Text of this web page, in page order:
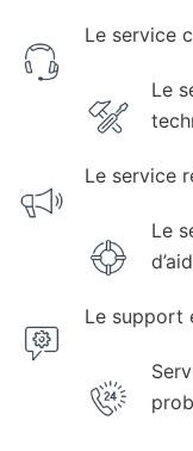
Le service
Le
Le service
Le
Le support